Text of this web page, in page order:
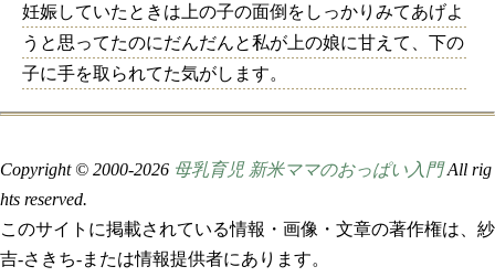
妊娠していたときは上の子の面倒をしっかりみてあげよ
うと思ってたのにだんだんと私が上の娘に甘えて、下の
子に手を取られてた気がします。
Copyright © 2000-2026 母乳育児 新米ママのおっぱい入門All rig
hts reserved.
このサイトに掲載されている情報・画像・文章の著作権は、紗
吉-さきち-または情報提供者にあります。